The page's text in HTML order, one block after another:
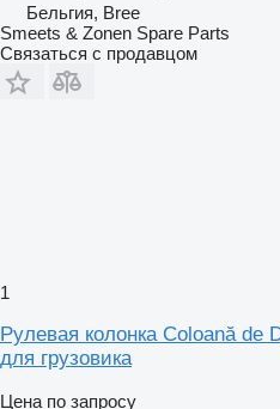
Бельгия, Bree
Smeets & Zonen Spare Parts
Связаться с продавцом
1
Рулевая колонка Coloană de
для грузовика
Цена по запросу